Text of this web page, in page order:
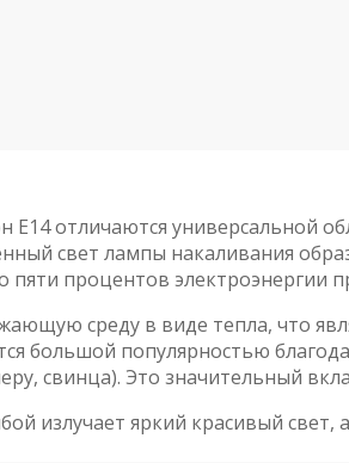
Е14 отличаются универсальной
свет лампы накаливания
процентов электроэнергии
среду в виде тепла, что
большой популярностью
свинца). Это значительный
излучает яркий красивый